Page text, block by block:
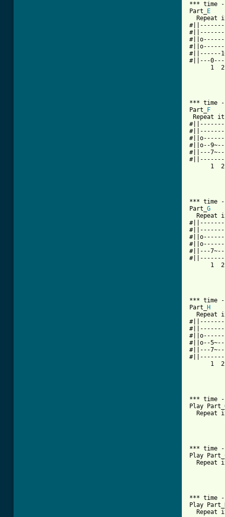
*** time -
Part_
E
Repeat
#||------
#||---
1
*** time -
Part_
F
Repeat
#||o--
#||---
1
*** time -
Part_ G
Repeat
#||---
1
*** time -
Part_
H
Repeat
#||o--
#||---
1
*** time -
Play
Repeat
*** time -
Play
Repeat
*** time -
Play
Repeat